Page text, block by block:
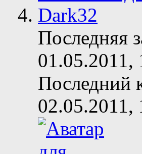
Dark32
Последняя
01.05.2011,
Последний
02.05.2011,